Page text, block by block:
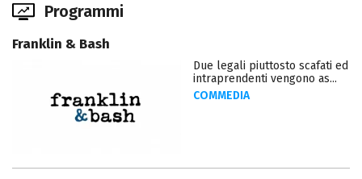
Programmi
Franklin & Bash
Due legali piuttosto scafati ed
intraprendenti vengono as...
COMMEDIA